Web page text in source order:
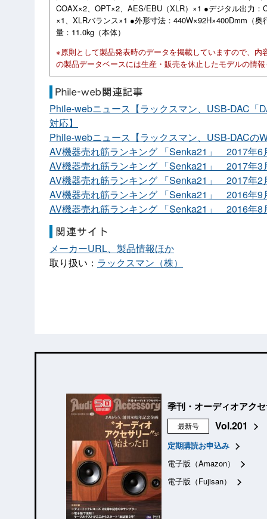
COAX×2、OPT×2、AES/EBU（XLR）×1 ●デジタル出力
×1、XLRバランス×1 ●外形寸法：440W×92H×400Dmm（
量：11.0kg（本体）
※原則として製品発表時のデータを掲載していますので、
の製品データベースには生産・販売を休止したモデルの情
Phile-webニュース【ラックスマン、USB-DAC「
対応】
Phile-webニュース【ラックスマン、USB-DACの
AV機器売れ筋ランキング 「Senka21」 2017年6
AV機器売れ筋ランキング 「Senka21」 2017年3
AV機器売れ筋ランキング 「Senka21」 2017年2
AV機器売れ筋ランキング 「Senka21」 2016年9
AV機器売れ筋ランキング 「Senka21」 2016年8
メーカーURL、製品情報ほか
取り扱い： ラックスマン（株）
季刊・オーディオアク
最新号 Vol.201
定期購読お申込み
電子版（Amazon）
電子版（Fujisan）